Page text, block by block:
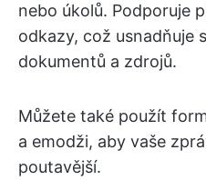
nebo úkolů. Podporuje
odkazy, což usnadňuje
dokumentů a zdrojů.
Můžete také použít
a emodži, aby vaše
poutavější.